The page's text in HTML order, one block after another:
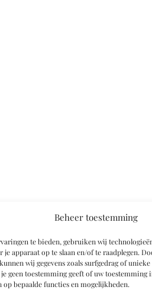
Beheer toestemming
te bieden, gebruiken wij
apparaat op te slaan en/of te raadplegen.
wij gegevens zoals surfgedrag of
geen toestemming geeft of uw
op bepaalde functies en mogelijkheden.